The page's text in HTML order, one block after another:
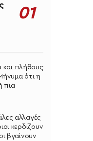
πλήθους
ότι η
πια
αλλαγές
κερδίζουν
βγαίνουν